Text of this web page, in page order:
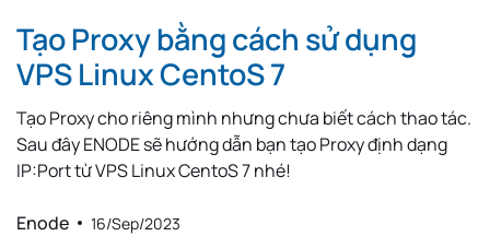
Tạo Proxy bằng cách sử dụng
VPS Linux CentoS 7
Tạo Proxy cho riêng mình nhưng chưa biết cách thao tác.
Sau đây ENODE sẽ hướng dẫn bạn tạo Proxy định dạng
IP:Port từ VPS Linux CentoS 7 nhé!
Enode 16/Sep/2023